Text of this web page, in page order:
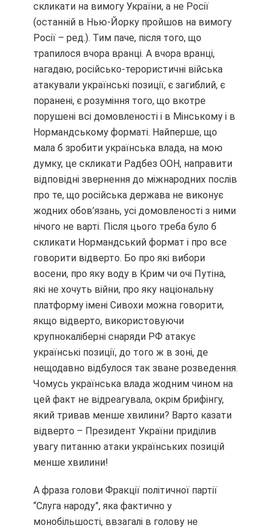
скликати на вимогу України, а не Росії
(останній в Нью-Йорку пройшов на вимогу
Росії – ред.). Тим паче, після того, що
трапилося вчора вранці. А вчора вранці,
нагадаю, російсько-терористичні війська
атакували українські позиції, є загиблий, є
поранені, є розуміння того, що вкотре
порушені всі домовленості і в Мінському і в
Нормандському форматі. Найперше, що
мала б зробити українська влада, на мою
думку, це скликати Радбез ООН, направити
відповідні звернення до міжнародних послів
про те, що російська держава не виконує
жодних обов’язань, усі домовленості з ними
нічого не варті. Після цього треба було б
скликати Нормандський формат і про все
говорити відверто. Бо про які вибори
восени, про яку воду в Крим чи очі Путіна,
які не хочуть війни, про яку національну
платформу імені Сивохи можна говорити,
якщо відверто, використовуючи
крупнокаліберні снаряди РФ атакує
українські позиції, до того ж в зоні, де
нещодавно відбулося так зване розведення.
Чомусь українська влада жодним чином на
цей факт не відреагувала, окрім брифінгу,
який тривав менше хвилини? Варто казати
відверто – Президент України приділив
увагу питанню атаки українських позицій
менше хвилини!
А фраза голови Фракції політичної партії
“Слуга народу”, яка фактично у
монобільшості, ввзагалі в голову не